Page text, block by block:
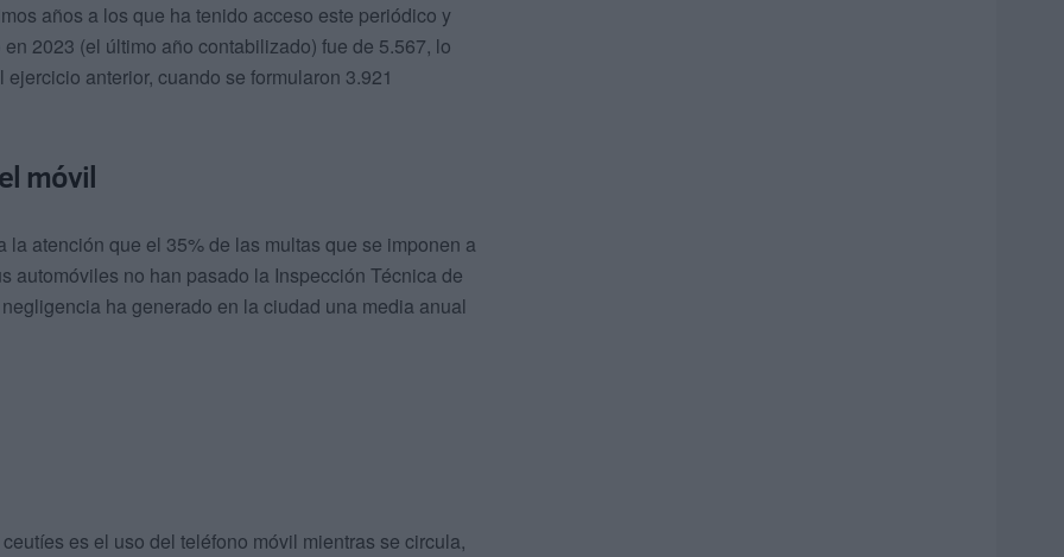
años a los que ha tenido acceso este periódico y
en 2023 (el último año contabilizado) fue de 5.567, lo
anterior, cuando se formularon 3.921
móvil
atención que el 35% de las multas que se imponen a
automóviles no han pasado la Inspección Técnica de
ha generado en la ciudad una media anual
es el uso del teléfono móvil mientras se circula,